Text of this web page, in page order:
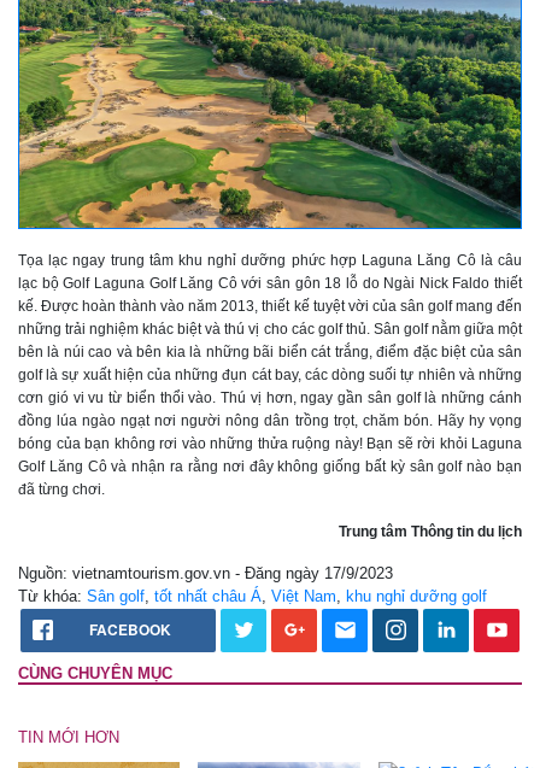
Tọa lạc ngay trung tâm khu nghỉ dưỡng phức hợp Laguna Lăng Cô là câu
lạc bộ Golf Laguna Golf Lăng Cô với sân gôn 18 lỗ do Ngài Nick Faldo thiết
kế. Được hoàn thành vào năm 2013, thiết kế tuyệt vời của sân golf mang đến
những trải nghiệm khác biệt và thú vị cho các golf thủ. Sân golf nằm giữa một
bên là núi cao và bên kia là những bãi biển cát trắng, điểm đặc biệt của sân
golf là sự xuất hiện của những đụn cát bay, các dòng suối tự nhiên và những
cơn gió vi vu từ biển thổi vào. Thú vị hơn, ngay gần sân golf là những cánh
đồng lúa ngào ngạt nơi người nông dân trồng trọt, chăm bón. Hãy hy vọng
bóng của bạn không rơi vào những thửa ruộng này! Bạn sẽ rời khỏi Laguna
Golf Lăng Cô và nhận ra rằng nơi đây không giống bất kỳ sân golf nào bạn
đã từng chơi.
Trung tâm Thông tin du lịch
Nguồn: vietnamtourism.gov.vn - Đăng ngày 17/9/2023
Từ khóa: Sân golf, tốt nhất châu Á, Việt Nam, khu nghỉ dưỡng golf
FACEBOOK
CÙNG CHUYÊN MỤC
TIN MỚI HƠN